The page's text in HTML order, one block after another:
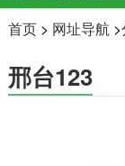
首页> 网址导航>
邢台123